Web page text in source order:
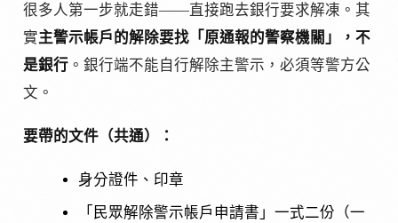
很多人第一步就走錯——直接跑去銀行要求解凍。其
實主警示帳戶的解除要找「原通報的警察機關」，不
是銀行 。銀行端不能自行解除主警示，必須等警方公
文。
要帶的文件（共通）：
身分證件、印章
「民眾解除警示帳戶申請書」一式二份（一